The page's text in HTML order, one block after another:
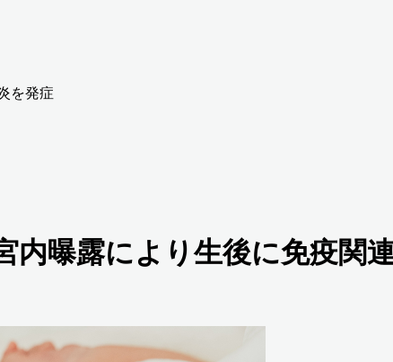
を発症
内曝露により生後に免疫関